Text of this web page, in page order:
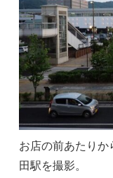
お店の前あたりか
田駅を撮影。